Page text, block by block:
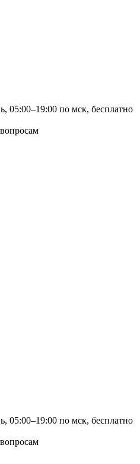
05:00–19:00 по мск, бесплатно
05:00–19:00 по мск, бесплатно